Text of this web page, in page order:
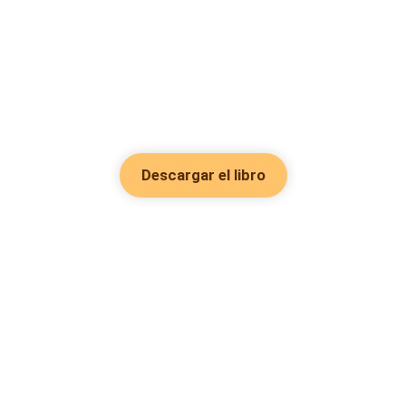
Descargar el libro